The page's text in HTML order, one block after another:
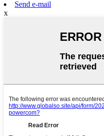
Send e-mail
x